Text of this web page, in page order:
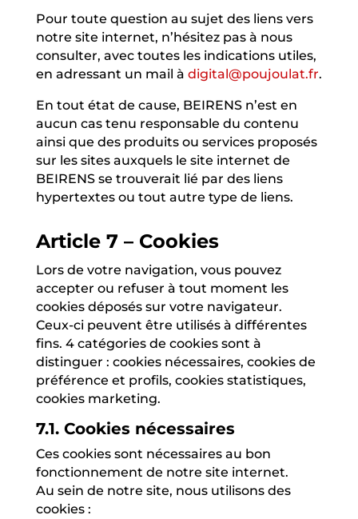
Pour toute question au sujet des liens vers
notre site internet, n’hésitez pas à nous
consulter, avec toutes les indications utiles,
en adressant un mail à digital@poujoulat.fr.
En tout état de cause, BEIRENS n’est en
aucun cas tenu responsable du contenu
ainsi que des produits ou services proposés
sur les sites auxquels le site internet de
BEIRENS se trouverait lié par des liens
hypertextes ou tout autre type de liens.
Article 7 – Cookies
Lors de votre navigation, vous pouvez
accepter ou refuser à tout moment les
cookies déposés sur votre navigateur.
Ceux-ci peuvent être utilisés à différentes
fins. 4 catégories de cookies sont à
distinguer : cookies nécessaires, cookies de
préférence et profils, cookies statistiques,
cookies marketing.
7.1. Cookies nécessaires
Ces cookies sont nécessaires au bon
fonctionnement de notre site internet.
Au sein de notre site, nous utilisons des
cookies :